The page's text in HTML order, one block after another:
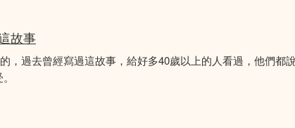
故事
，過去曾經寫過這故事，給好多40歲以上的人看過，他們都